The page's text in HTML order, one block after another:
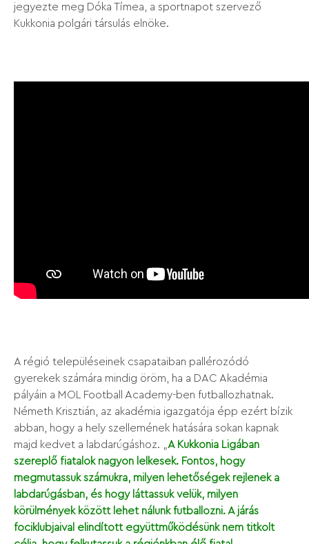
jegyezte meg Dóka Tímea, a sportnapot szervező
Kukkonia polgári társulás elnöke.
A régió településeinek csapataiban pallérozódó
gyerekek számára mindig öröm, ha a DAC Akadémia
pályáin a MOL Football Academy-ben futballozhatnak.
Németh Krisztián, az akadémia igazgatója épp ezért bízik
abban, hogy a hely szellemének hatására sokan kapnak
majd kedvet a labdarúgáshoz. „ A Kukkonia Ligában
szereplő fiatalok nagyon lelkesek. Fontos, hogy
megmutassuk számukra, milyen lehetőségek rejlenek a
labdarúgásban, és hogy láttassuk velük, milyen
körülmények között lehet nálunk futballozni. A járás
fociklubjaival elindított együttműködésünk nem titkolt